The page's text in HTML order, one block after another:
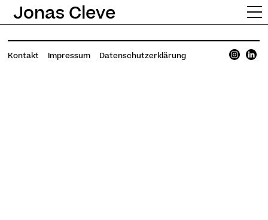
Jonas Cleve
Kontakt Impressum Datenschutzerklärung